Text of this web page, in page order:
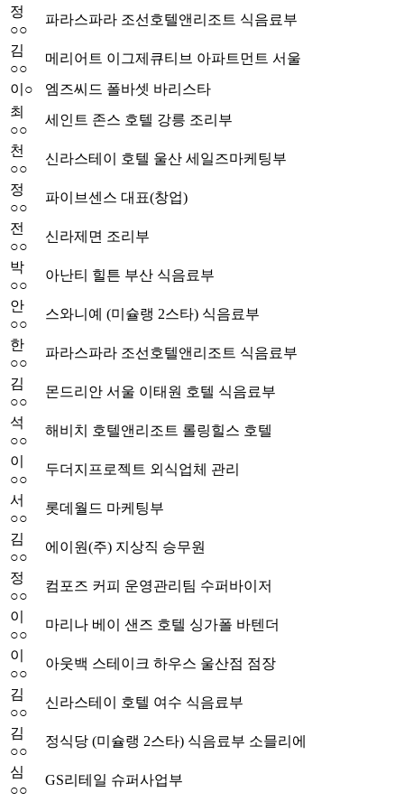
정
○○
파라스파라 조선호텔앤리조트 식음료부
김
○○
메리어트 이그제큐티브 아파트먼트 서울
이○
엠즈씨드 폴바셋 바리스타
최
○○
세인트 존스 호텔 강릉 조리부
천
○○
신라스테이 호텔 울산 세일즈마케팅부
정
○○
파이브센스 대표(창업)
전
○○
신라제면 조리부
박
○○
아난티 힐튼 부산 식음료부
안
○○
스와니예 (미슐랭 2스타) 식음료부
한
○○
파라스파라 조선호텔앤리조트 식음료부
김
○○
몬드리안 서울 이태원 호텔 식음료부
석
○○
해비치 호텔앤리조트 롤링힐스 호텔
이
○○
두더지프로젝트 외식업체 관리
서
○○
롯데월드 마케팅부
김
○○
에이원(주) 지상직 승무원
정
○○
컴포즈 커피 운영관리팀 수퍼바이저
이
○○
마리나 베이 샌즈 호텔 싱가폴 바텐더
이
○○
아웃백 스테이크 하우스 울산점 점장
김
○○
신라스테이 호텔 여수 식음료부
김
○○
정식당 (미슐랭 2스타) 식음료부 소믈리에
심
○○
GS리테일 슈퍼사업부